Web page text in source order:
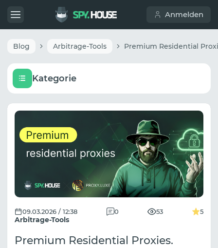
Anmelden
Blog Arbitrage-Tools
Kategorie
Arbitrage-Tools
09.03.2026 / 12:38 0 53 5
Premium Residential Proxies.